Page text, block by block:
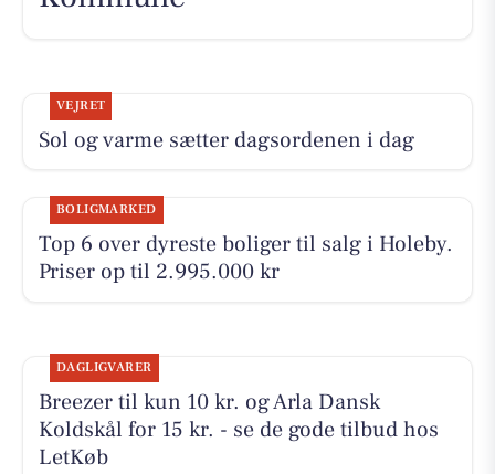
VEJRET
Sol og varme sætter dagsordenen i dag
BOLIGMARKED
Top 6 over dyreste boliger til salg i Holeby.
Priser op til 2.995.000 kr
DAGLIGVARER
Breezer til kun 10 kr. og Arla Dansk
Koldskål for 15 kr. - se de gode tilbud hos
LetKøb